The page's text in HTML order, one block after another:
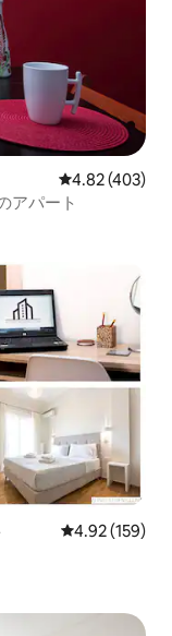
レビュー403
4.82 (403)
アパート
レビュー159
4.92 (159)